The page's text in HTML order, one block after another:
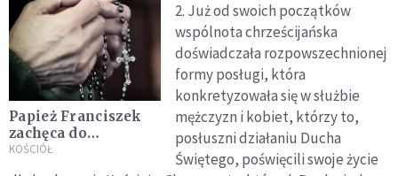
Papież Franciszek
zachęca do
odmawiania
KOŚCIÓŁ
2. Już od swoich początków
wspólnota chrześcijańska
doświadczała rozpowszechnionej
formy posługi, która
konkretyzowała się w służbie
mężczyzn i kobiet, którzy to,
posłuszni działaniu Ducha
Świętego, poświęcili swoje życie